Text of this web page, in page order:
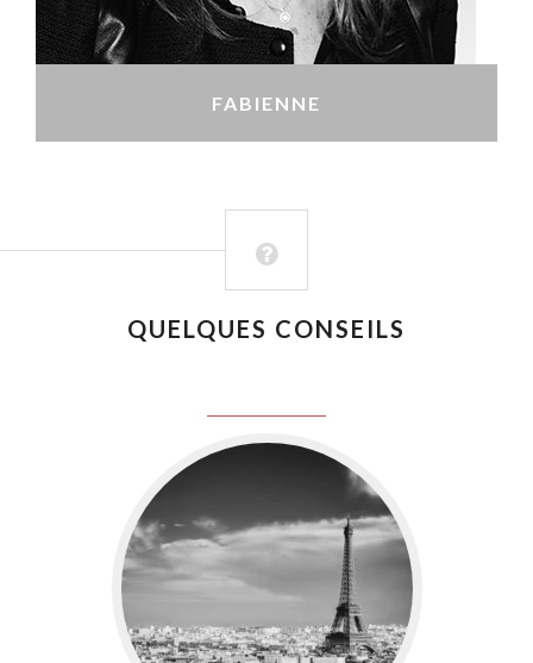
FABIENNE
QUELQUES CONSEILS